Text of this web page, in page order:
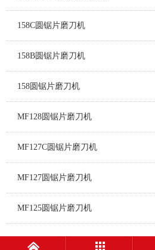
158C圆锯片磨刀机
158B圆锯片磨刀机
158圆锯片磨刀机
MF128圆锯片磨刀机
MF127C圆锯片磨刀机
MF127圆锯片磨刀机
MF125圆锯片磨刀机